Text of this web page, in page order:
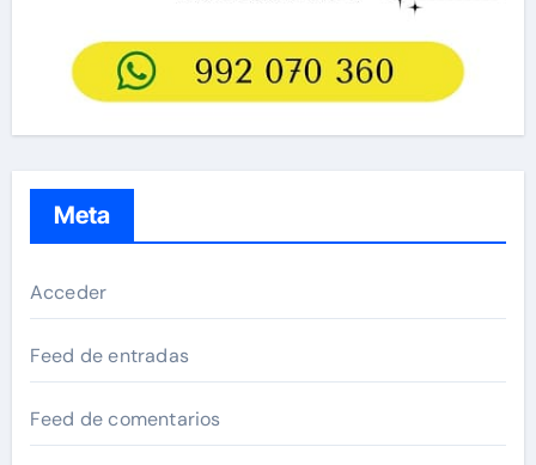
Meta
Acceder
Feed de entradas
Feed de comentarios